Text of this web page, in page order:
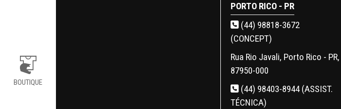
BOUTIQUE
PORTO RICO - PR
(44) 98818-3672
(CONCEPT)
Rua Rio Javali, Porto Rico - PR,
87950-000
(44) 98403-8944 (ASSIST.
TÉCNICA)